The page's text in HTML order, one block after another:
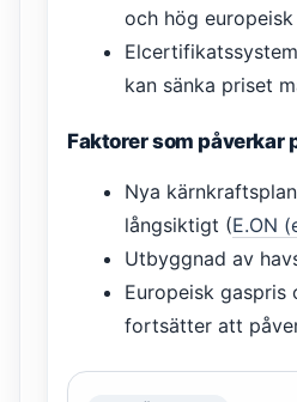
och hög
kan sänka priset
Faktorer som påverkar
Nya
långsiktigt (E.ON
Utbyggnad av
Europeisk
fortsätter att